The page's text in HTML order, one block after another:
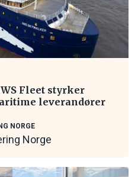
Fleet styrker
leverandører
NORGE
Norge